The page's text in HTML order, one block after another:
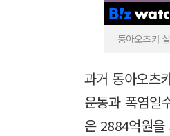
동아오츠카
과거 동아오츠
운동과 폭염일
은 2884억원